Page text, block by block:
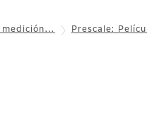
medición… Prescale: